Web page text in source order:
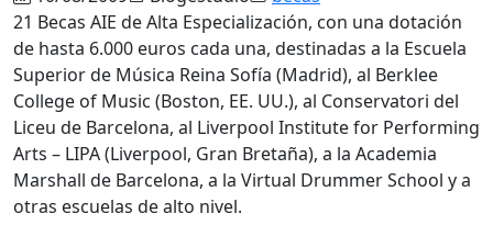
21 Becas AIE de Alta Especialización, con una dotación
de hasta 6.000 euros cada una, destinadas a la Escuela
Superior de Música Reina Sofía (Madrid), al Berklee
College of Music (Boston, EE. UU.), al Conservatori del
Liceu de Barcelona, al Liverpool Institute for Performing
Arts – LIPA (Liverpool, Gran Bretaña), a la Academia
Marshall de Barcelona, a la Virtual Drummer School y a
otras escuelas de alto nivel.